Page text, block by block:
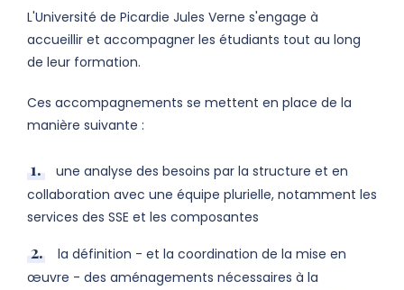
L'Université de Picardie Jules Verne s'engage à
accueillir et accompagner les étudiants tout au long
de leur formation.
Ces accompagnements se mettent en place de la
manière suivante :
une analyse des besoins par la structure et en
collaboration avec une équipe plurielle, notamment les
services des SSE et les composantes
la définition - et la coordination de la mise en
œuvre - des aménagements nécessaires à la